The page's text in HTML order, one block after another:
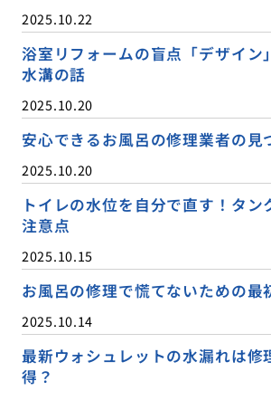
2025.10.22
浴室リフォームの盲点「デザイン
水溝の話
2025.10.20
安心できるお風呂の修理業者の見
2025.10.20
トイレの水位を自分で直す！タン
注意点
2025.10.15
お風呂の修理で慌てないための最
2025.10.14
最新ウォシュレットの水漏れは修
得？